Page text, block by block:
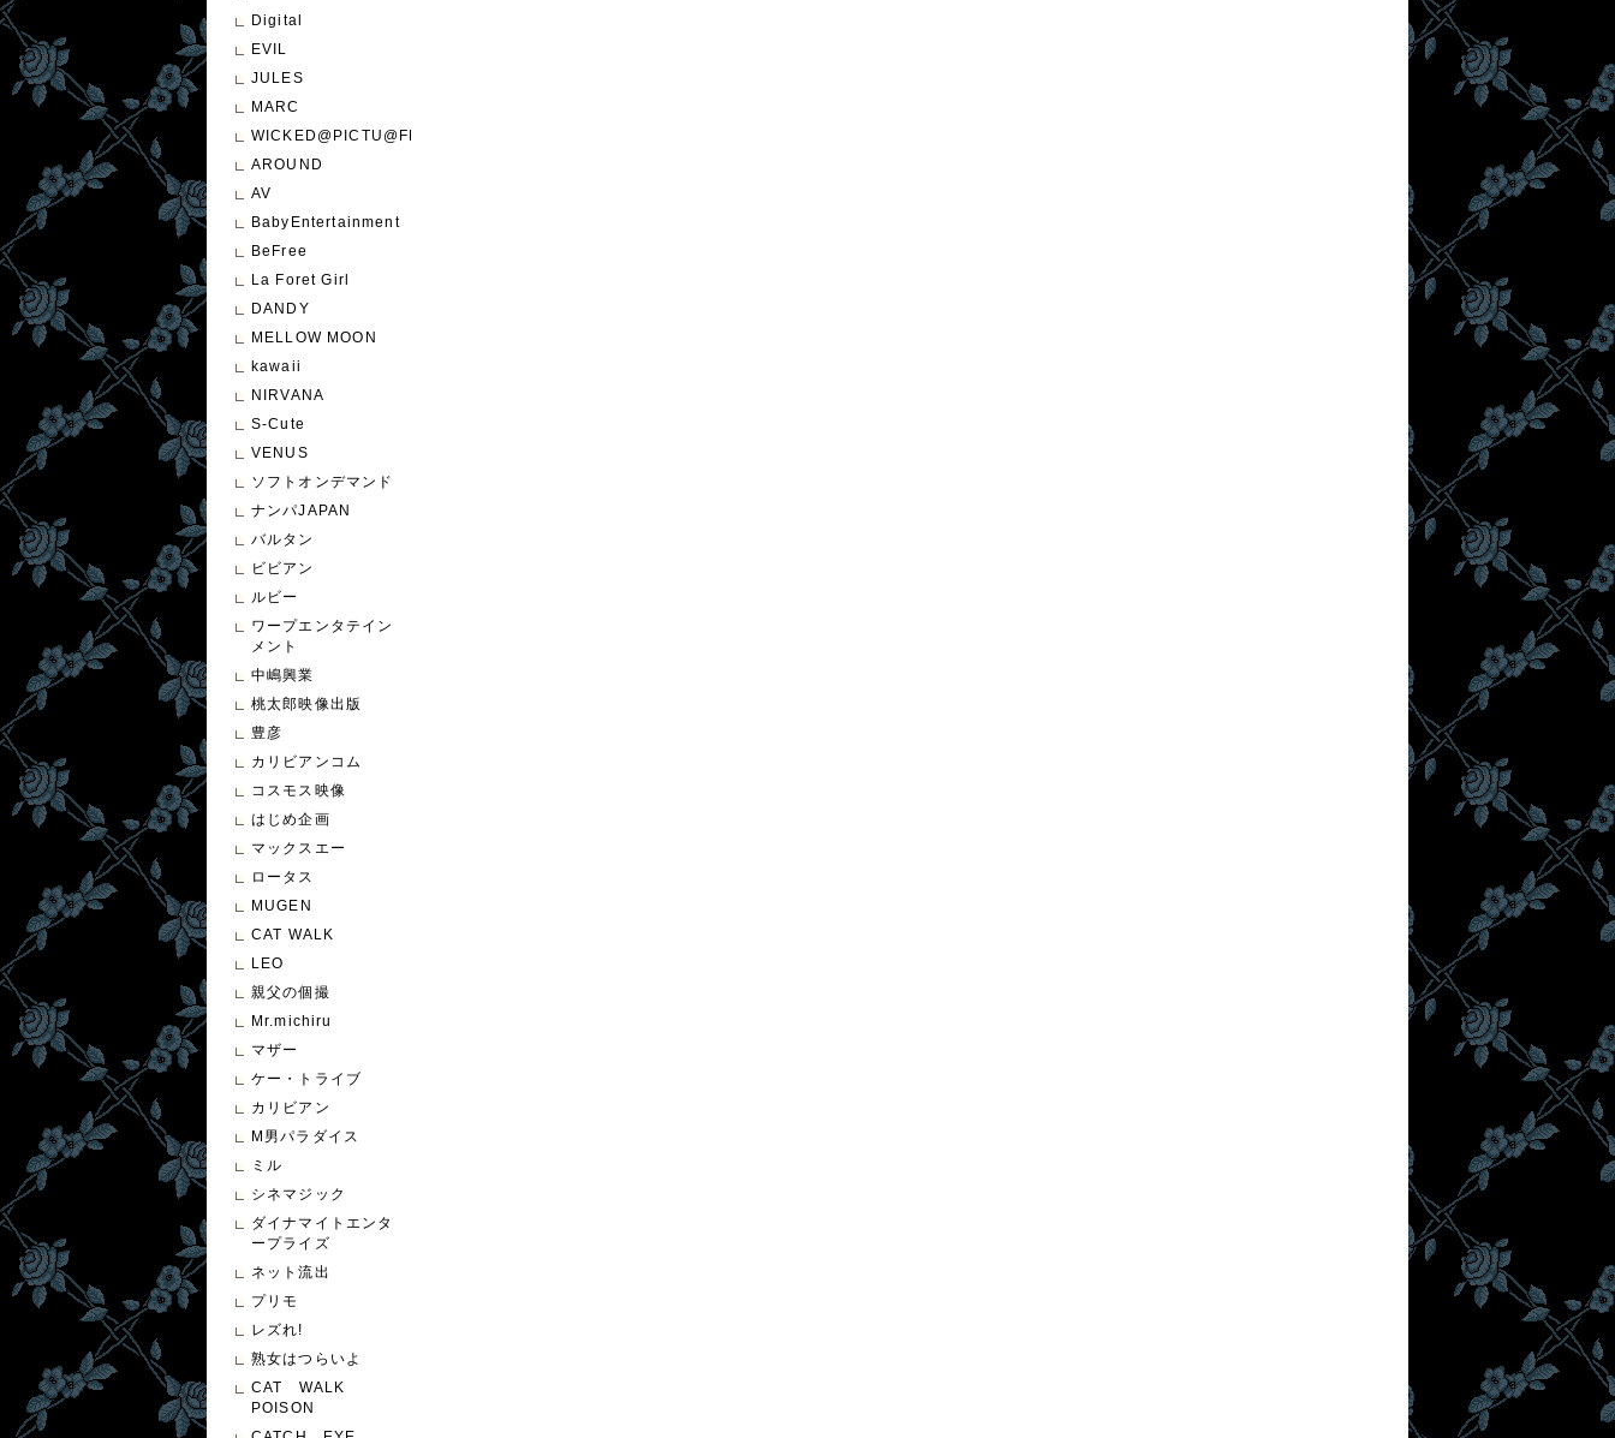
Digital
EVIL
JULES
MARC
WICKED@PICTU@FEATURE
AROUND
AV
BabyEntertainment
BeFree
La Foret Girl
DANDY
MELLOW MOON
kawaii
NIRVANA
S-Cute
VENUS
ソフトオンデマンド
ナンパJAPAN
バルタン
ビビアン
ルビー
ワープエンタテイン
メント
中嶋興業
桃太郎映像出版
豊彦
カリビアンコム
コスモス映像
はじめ企画
マックスエー
ロータス
MUGEN
CAT WALK
LEO
親父の個撮
Mr.michiru
マザー
ケー・トライブ
カリビアン
M男パラダイス
ミル
シネマジック
ダイナマイトエンタ
ープライズ
ネット流出
プリモ
レズれ!
熟女はつらいよ
CAT WALK
POISON